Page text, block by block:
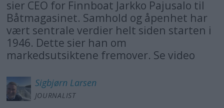
sier CEO for Finnboat Jarkko Pajusalo til
Båtmagasinet. Samhold og åpenhet har
vært sentrale verdier helt siden starten i
1946. Dette sier han om
markedsutsiktene fremover. Se video
Sigbjørn Larsen
JOURNALIST